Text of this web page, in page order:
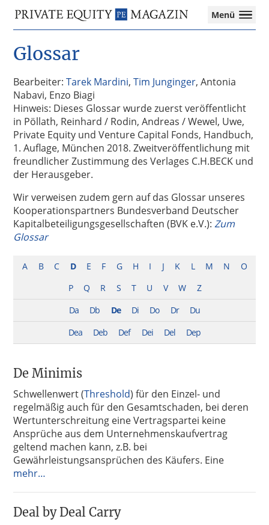
Hauptnavigation
springen
Inhalt
springen
Private
Equity
Das
für
Private
Equity-
Branche
–
Investment
Funds
I
M&A
Tax
Menü
Glossar
Bearbeiter:Tarek Mardini,Tim Junginger, Antonia
Nabavi, Enzo Biagi
Hinweis: Dieses Glossar wurde zuerst veröffentlicht
in Pöllath, Reinhard / Rodin, Andreas / Wewel, Uwe,
Private Equity und Venture Capital Fonds, Handbuch,
1. Auflage, München 2018. Zweitveröffentlichung mit
freundlicher Zustimmung des Verlages C.H.BECK und
der Herausgeber.
Wir verweisen zudem gern auf das Glossar unseres
Kooperationspartners Bundesverband Deutscher
Kapitalbeteiligungsgesellschaften (BVK e.V.):Zum
Glossar
A B C D E F G H I J K L M N
O
P
Q R S T U V W
Z
Da
Db De Di Do Dr
Du
Dea
Deb Def Dei Del Dep
De Minimis
Schwellenwert (Threshold) für den Einzel- und
regelmäßig auch für den Gesamtschaden, bei deren
Wertunterschreitung eine Vertragspartei keine
Ansprüche aus dem Unternehmenskaufvertrag
geltend machen kann, z.B. bei
Gewährleistungsansprüchen des Käufers. Eine
mehr…
Deal by Deal Carry